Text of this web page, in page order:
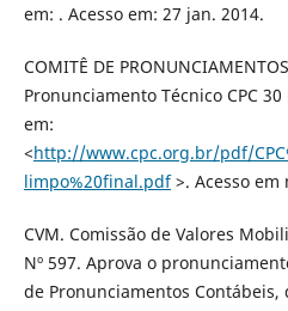
em: . Acesso em: 27 jan. 2014.
COMITÊ DE
Pronunciamento Técnico CPC
em:
<http://www.cpc.org.br/pdf/
limpo%20final.pdf>. Acesso em
CVM. Comissão de Valores
Nº 597. Aprova o
de Pronunciamentos